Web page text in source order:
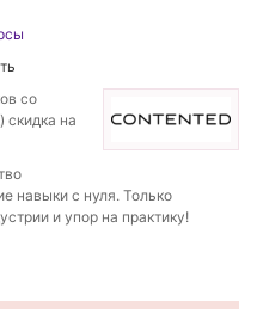
со
скидка на
навыки с нуля. Только
и упор на практику!